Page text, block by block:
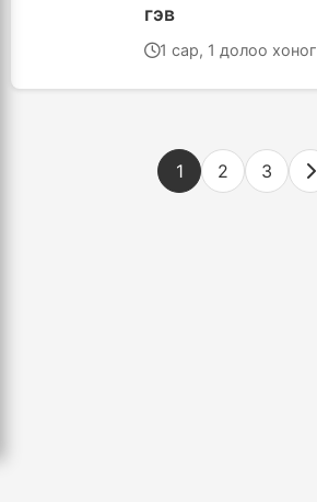
гэв
1 сар, 1 долоо хоног
1 2 3